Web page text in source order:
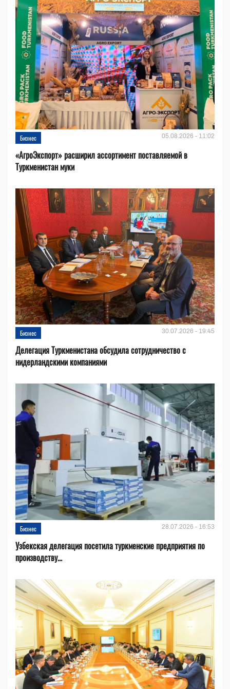
Бизнес 05.08.2026 - 11:02
«АгроЭкспорт» расширил ассортимент поставляемой в
Туркменистан муки
Бизнес 30.07.2026 - 19:45
Делегация Туркменистана обсудила сотрудничество с
нидерландскими компаниями
Бизнес 28.07.2026 - 16:53
Узбекская делегация посетила туркменские предприятия по
производству...